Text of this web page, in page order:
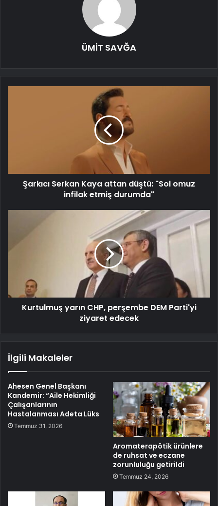
ÜMİT SAVĞA
Şarkıcı Serkan Kaya attan düştü: "Sol omuz
infilak etmiş durumda"
Kurtulmuş yarın CHP, perşembe DEM Parti'yi
ziyaret edecek
İlgili Makaleler
Ahesen Genel Başkanı
Kandemir: “Aile Hekimliği
Çalışanlarının
Hastalanması Adeta Lüks
Temmuz 31, 2026
Aromaterapötik ürünlere
de ruhsat ve eczane
zorunluluğu getirildi
Temmuz 24, 2026